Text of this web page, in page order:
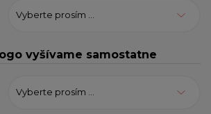
Vyberte prosím ...
vyšívame samostatne
Vyberte prosím ...